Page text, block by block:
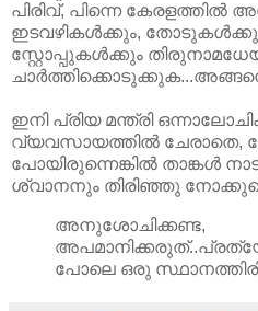
പിരിവ്‌, പിന്നെ കേരളത്തില്‍
ഇടവഴികള്‍ക്കും,
സ്റ്റോപ്പുകള്‍ക്കും
ഇനി പ്രിയ മന്ത്രി
വ്യവസായത്തില്‍ ചേരാതെ,
പോയിരുന്നെങ്കില്‍ താങ്കള്‍
ശ്വാനനും തിരിഞ്ഞു
അനുശോചിക്കണ്ട,
പോലെ ഒരു